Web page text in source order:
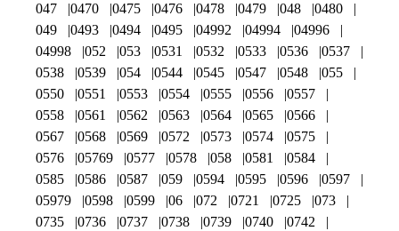
047
0470 0475 0476 0478 0479 048
0480
049
0493 0494 0495 04992 04994
04996
04998
052 053 0531 0532 0533 0536
0537
0538
0539 054 0544 0545 0547 0548
055
0550
0551 0553 0554 0555 0556
0557
0558
0561 0562 0563 0564 0565
0566
0567
0568 0569 0572 0573 0574
0575
0576
05769 0577 0578 058 0581
0584
0585
0586 0587 059 0594 0595 0596
0597
05979
0598 0599 06 072 0721 0725
073
0735
0736 0737 0738 0739 0740
0742